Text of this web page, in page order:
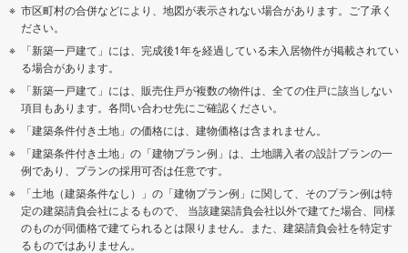
市区町村の合併などにより、地図が表示されない場合があります。ご了承く
ださい。
「新築一戸建て」には、完成後1年を経過している未入居物件が掲載されてい
る場合があります。
「新築一戸建て」には、販売住戸が複数の物件は、全ての住戸に該当しない
項目もあります。各問い合わせ先にご確認ください。
「建築条件付き土地」の価格には、建物価格は含まれません。
「建築条件付き土地」の「建物プラン例」は、土地購入者の設計プランの一
例であり、プランの採用可否は任意です。
「土地（建築条件なし）」の「建物プラン例」に関して、そのプラン例は特
定の建築請負会社によるもので、 当該建築請負会社以外で建てた場合、同様
のものが同価格で建てられるとは限りません。また、建築請負会社を特定す
るものではありません。